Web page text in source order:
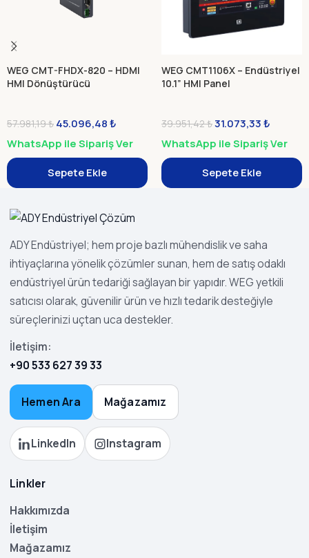
WEG CMT-FHDX-820 – HDMI
HMI Dönüştürücü
57.981,19₺ 45.096,48₺
WhatsApp ile Sipariş Ver
Sepete Ekle
WEG CMT1106X – Endüstriyel
10.1” HMI Panel
39.951,42₺31.073,33₺
WhatsApp ile Sipariş Ver
Sepete Ekle
ADY Endüstriyel; hem proje bazlı mühendislik ve saha
ihtiyaçlarına yönelik çözümler sunan, hem de satış odaklı
endüstriyel ürün tedariği sağlayan bir yapıdır. WEG yetkili
satıcısı olarak, güvenilir ürün ve hızlı tedarik desteğiyle
süreçlerinizi uçtan uca destekler.
İletişim:
+90 533 627 39 33
Hemen Ara Mağazamız
LinkedIn Instagram
Linkler
Hakkımızda
İletişim
Mağazamız